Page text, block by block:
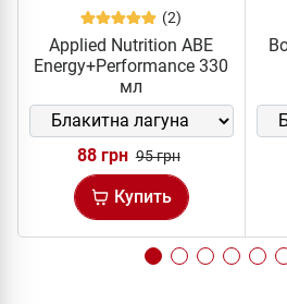
(2)
Applied Nutrition ABE
Energy+Performance 330
мл
88 грн 95 грн
Купить